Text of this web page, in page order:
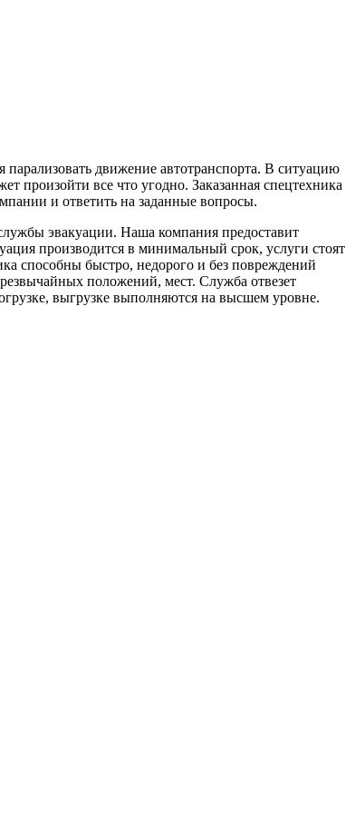
парализовать движение автотранспорта. В ситуацию
произойти все что угодно. Заказанная спецтехника
и ответить на заданные вопросы.
эвакуации. Наша компания предоставит
производится в минимальный срок, услуги стоят
способны быстро, недорого и без повреждений
положений, мест. Служба отвезет
выгрузке выполняются на высшем уровне.